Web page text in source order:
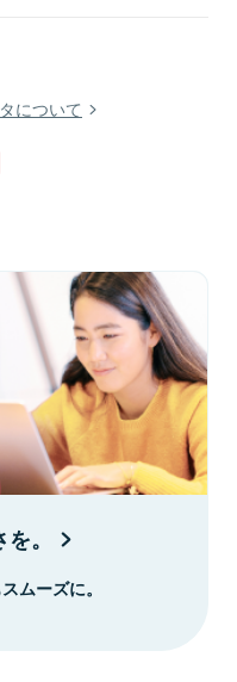
について
。
ムーズに。